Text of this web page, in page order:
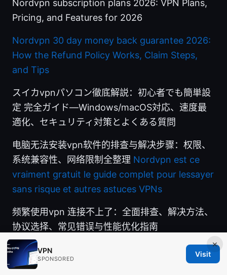
Nordvpn subscription plans 2026: VPN Plans,
Pricing, and Features for 2026
Nordvpn 30 day money back guarantee 2026:
How the Refund Policy Works, Claim Steps,
and Tips
スイカvpnパソコン徹底解説：初心者でも簡単設
定 完全ガイド—Windows/macOS対応、速度最
適化、セキュリティ対策とよくある質問
电脑无法安装vpn软件的排查与解决步骤：权限、
系统兼容性、网络限制全整理 Nordvpn est ce
vraiment gratuit le guide complet pour lessayer
sans risque et autres astuces VPNs
频繁使用vpn 连接不上了：全面排查、解决方法、
协议选择、常见错误与性能优化指南
×
VPN
SPONSORED
Visit